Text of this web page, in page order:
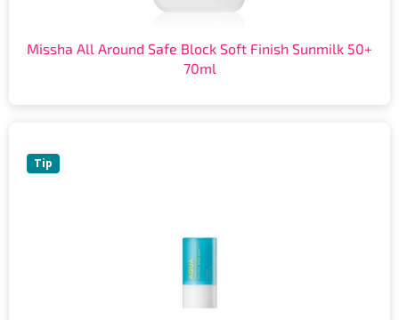
Missha All Around Safe Block Soft Finish Sunmilk 50+
70ml
Tip